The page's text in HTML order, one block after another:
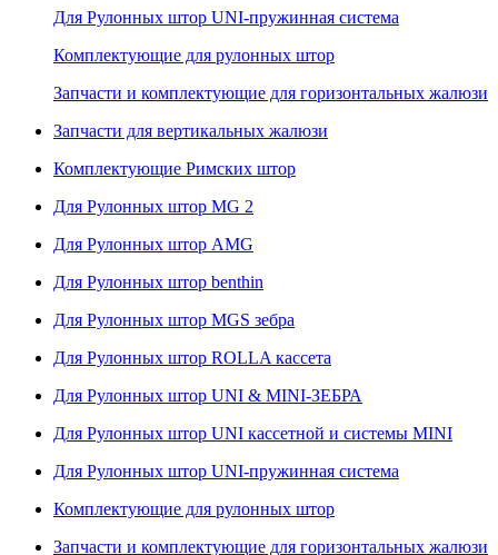
Для Рулонных штор UNI-пружинная система
Комплектующие для рулонных штор
Запчасти и комплектующие для горизонтальных жалюзи
Запчасти для вертикальных жалюзи
Комплектующие Римских штор
Для Рулонных штор MG 2
Для Рулонных штор AMG
Для Рулонных штор benthin
Для Рулонных штор MGS зебра
Для Рулонных штор ROLLA кассета
Для Рулонных штор UNI & MINI-ЗЕБРА
Для Рулонных штор UNI кассетной и системы MINI
Для Рулонных штор UNI-пружинная система
Комплектующие для рулонных штор
Запчасти и комплектующие для горизонтальных жалюзи